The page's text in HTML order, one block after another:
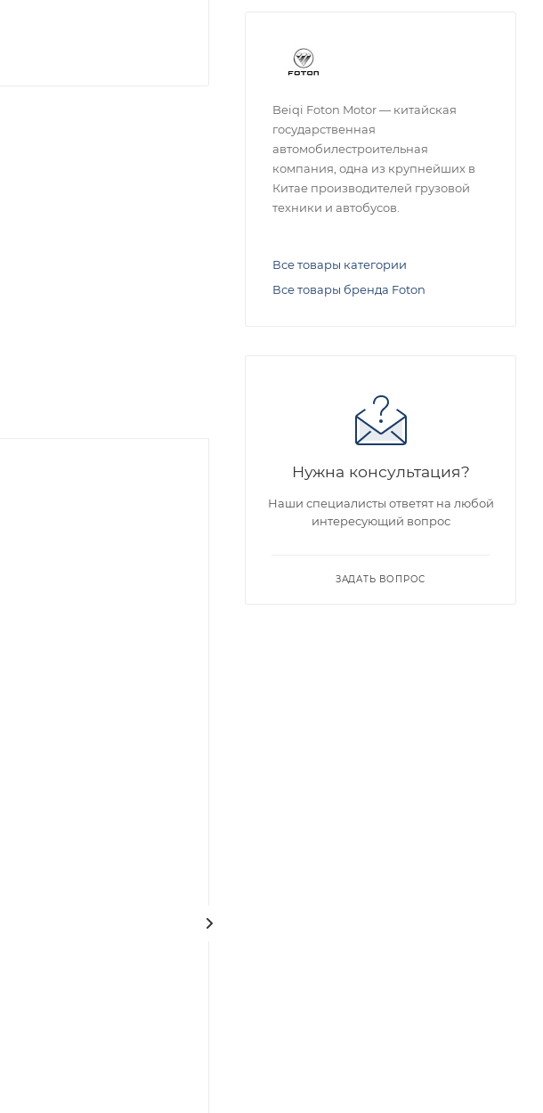
Beiqi Foton Motor — китайская
государственная
автомобилестроительная
компания, одна из крупнейших в
Китае производителей грузовой
техники и автобусов.
Все товары категории
Все товары бренда Foton
Нужна консультация?
Наши специалисты ответят на любой
интересующий вопрос
ЗАДАТЬ ВОПРОС